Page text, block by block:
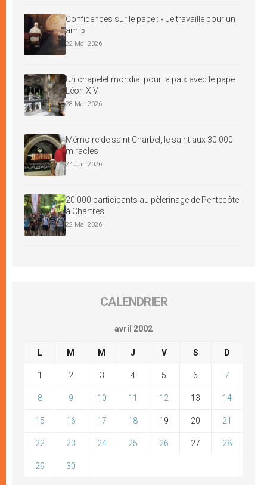
Confidences sur le pape : « Je travaille pour un
ami »
22 Mai 2026
Un chapelet mondial pour la paix avec le pape
Léon XIV
28 Mai 2026
Mémoire de saint Charbel, le saint aux 30 000
miracles
24 Juil 2026
20 000 participants au pèlerinage de Pentecôte
à Chartres
22 Mai 2026
CALENDRIER
avril 2002
L M M J V S D
1 2 3 4 5 6 7
8 9 10 11 12 13 14
15 16 17 18 19 20 21
22 23 24 25 26 27 28
29 30